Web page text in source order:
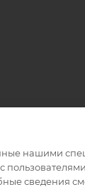
нашими
сведения